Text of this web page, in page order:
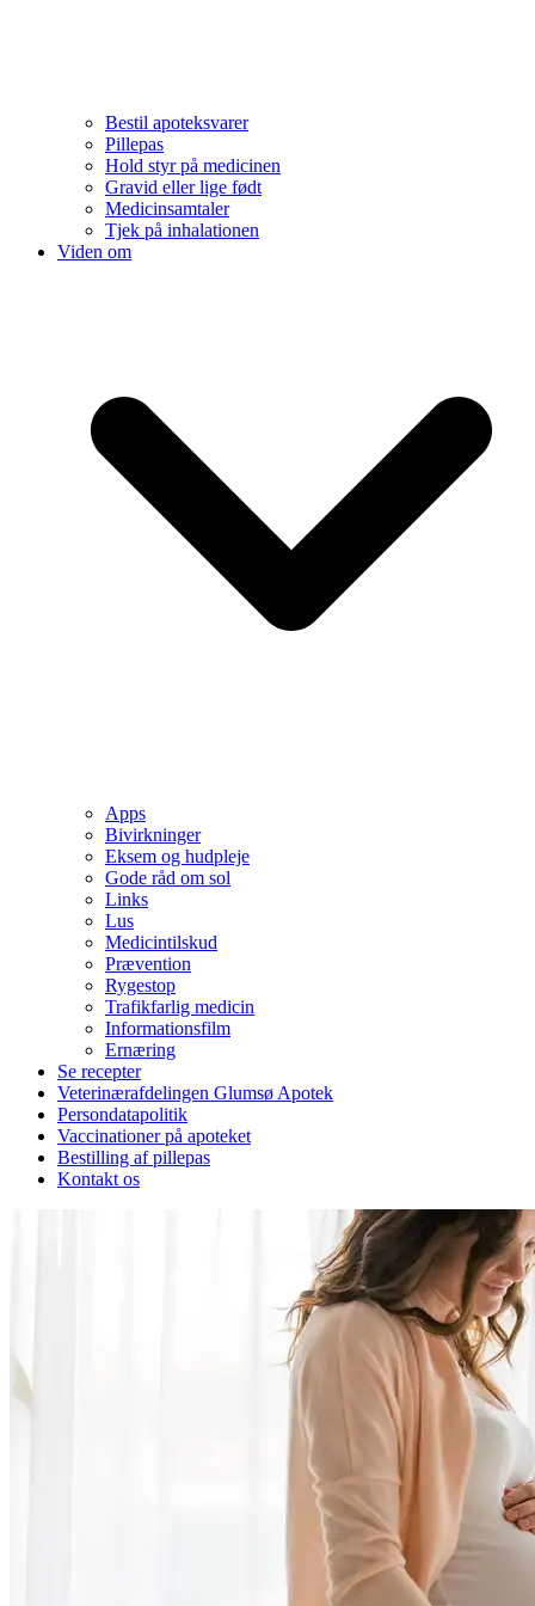
Bestil apoteksvarer
Pillepas
Hold styr på medicinen
Gravid eller lige født
Medicinsamtaler
Tjek på inhalationen
Viden om
Apps
Bivirkninger
Eksem og hudpleje
Gode råd om sol
Links
Lus
Medicintilskud
Prævention
Rygestop
Trafikfarlig medicin
Informationsfilm
Ernæring
Se recepter
Veterinærafdelingen Glumsø Apotek
Persondatapolitik
Vaccinationer på apoteket
Bestilling af pillepas
Kontakt os